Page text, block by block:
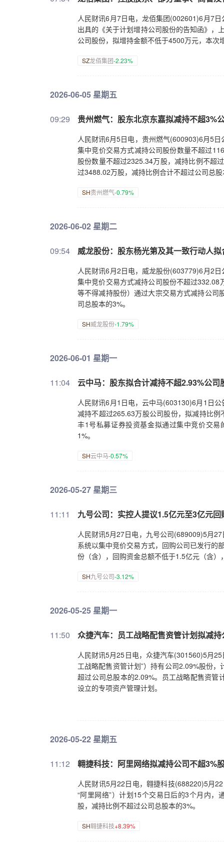
人民财讯6月7日电，龙佰集团(002601)6月7
出具的《关于计划增持公司股份的告知函》，
公司股份，拟增持金额不低于4500万元，本次
SZ龙佰集团-2.23%
2026-06-05 星期五
09:29 贵州燃气：股东北京东嘉拟减持不超3%
人民财讯6月5日电，贵州燃气(600903)6月5
集中竞价交易方式减持公司股份数量不超过
股份数量不超过2325.34万股，减持比例不超
过3488.02万股，减持比例合计不超过公司总
SH贵州燃气-0.79%
2026-06-02 星期二
09:54 威龙股份：股东杨光第及其一致行动人
人民财讯6月2日电，威龙股份(603779)6月2
集中竞价交易方式减持公司股份不超过
等不得减持股份）通过大宗交易方式减持公
司总股本的3%。
SH威龙股份-1.79%
2026-06-01 星期一
11:04 云中马：股东拟合计减持不超2.93%公司
人民财讯6月1日电，云中马(603130)6月1日
减持不超过265.63万股公司股份，拟减持比
丰1号私募证券投资基金拟通过集中竞价交
1%。
SH云中马-0.57%
2026-05-27 星期三
11:11 九号公司：实控人提议1.5亿元至3亿元
人民财讯5月27日电，九号公司(689009)5月
系统以集中竞价交易方式，回购公司已发行的
份（含），回购资金总额不低于1.5亿元（含）
SH九号公司-3.12%
2026-05-25 星期一
11:50 众捷汽车：员工战略配售资管计划拟减
人民财讯5月25日电，众捷汽车(301560)5月
工战略配售资管计划”）持有公司2.09%股份
超过公司总股本的2.09%。员工战略配售资管
设立的专项资产管理计划。
2026-05-22 星期五
11:12 翱捷科技：阿里网络拟减持公司不超3%
人民财讯5月22日电，翱捷科技(688220)5月
“阿里网络”）计划15个交易日后的3个月内
股，减持比例不超过公司总股本的3%。
SH翱捷科技+8.39%